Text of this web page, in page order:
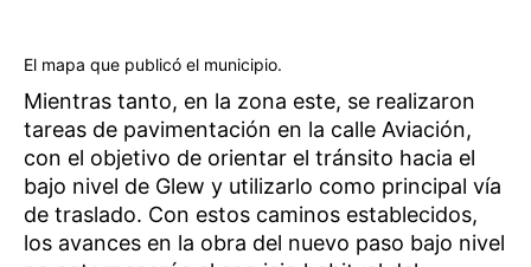
El mapa que publicó el municipio.
Mientras tanto, en la zona este, se realizaron
tareas de pavimentación en la calle Aviación,
con el objetivo de orientar el tránsito hacia el
bajo nivel de Glew y utilizarlo como principal vía
de traslado. Con estos caminos establecidos,
los avances en la obra del nuevo paso bajo nivel